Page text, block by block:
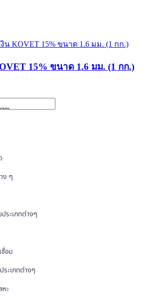
15% ขนาด 1.6 มม. (1 กก.)
ง ๆ
ระเภทต่างๆ
อม
ะเภทต่างๆ
ะ